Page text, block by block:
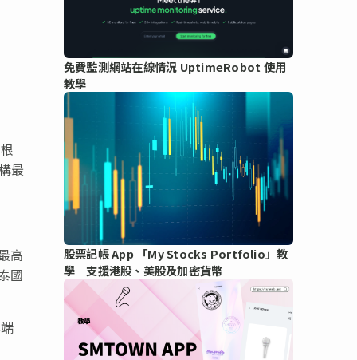
最
高
國
免費監測網站在線情況 UptimeRobot 使用
教學
股票記帳 App 「My Stocks Portfolio」教
學 支援港股、美股及加密貨幣